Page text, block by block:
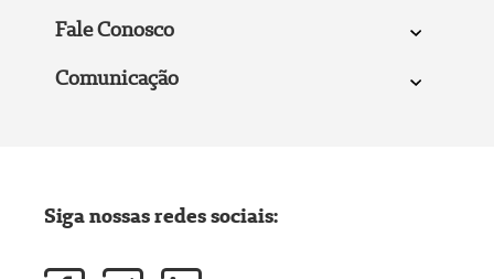
Fale Conosco
Comunicação
Siga nossas redes sociais: